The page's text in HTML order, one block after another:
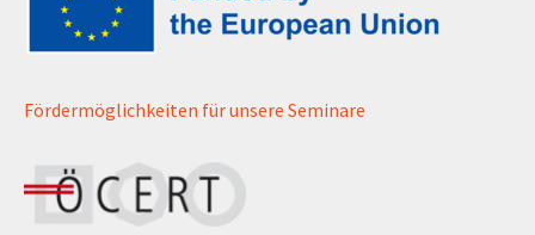
Fördermöglichkeiten für unsere Seminare